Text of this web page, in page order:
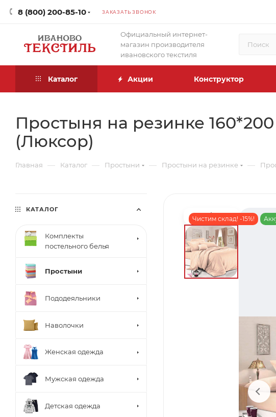
8 (800) 200-85-10 ЗАКАЗАТЬ ЗВОНОК
Официальный интернет-
магазин производителя
ивановского текстиля
Каталог Акции Конструктор
Простыня на резинке
(Люксор)
Главная — Каталог — Простыни — Простыни на резинке —
Чистим склад! -15%!
КАТАЛОГ
Комплекты
постельного белья
Простыни
Пододеяльники
Наволочки
Женская одежда
Мужская одежда
Детская одежда